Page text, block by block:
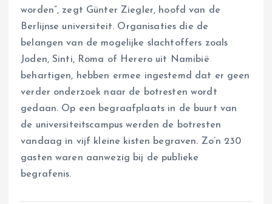
worden”, zegt Günter Ziegler, hoofd van de
Berlijnse universiteit. Organisaties die de
belangen van de mogelijke slachtoffers zoals
Joden, Sinti, Roma of Herero uit Namibië
behartigen, hebben ermee ingestemd dat er geen
verder onderzoek naar de botresten wordt
gedaan. Op een begraafplaats in de buurt van
de universiteitscampus werden de botresten
vandaag in vijf kleine kisten begraven. Zo’n 230
gasten waren aanwezig bij de publieke
begrafenis.